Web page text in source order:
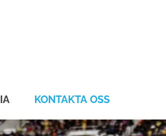
KONTAKTA OSS